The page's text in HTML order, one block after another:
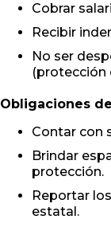
Cobrar
Recibir
No ser
(protección
Obligaciones
Contar con
Brindar
protección.
Reportar
estatal.